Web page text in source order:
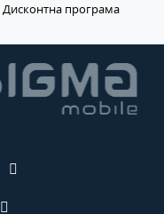
Дисконтна програма